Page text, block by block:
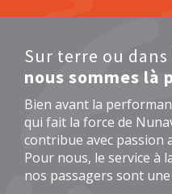
Sur terre ou dans
nous sommes là
Bien avant la
qui fait la force de
contribue avec passion
Pour nous, le service à
nos passagers sont